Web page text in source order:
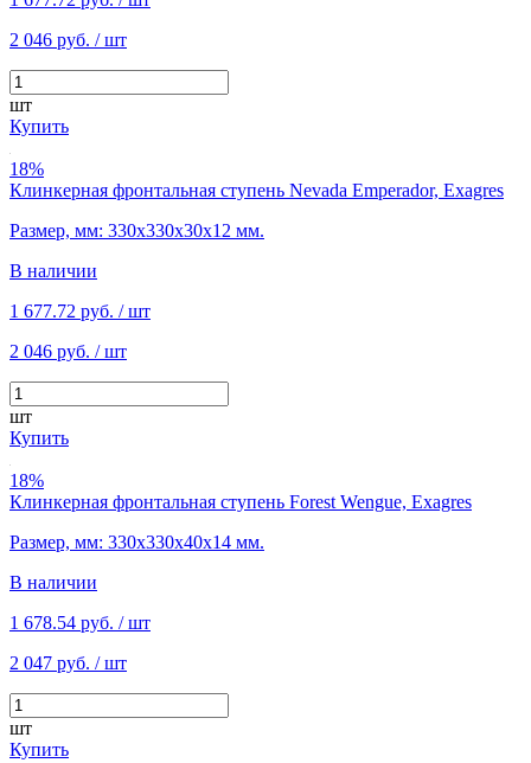
2 046 руб. / шт
шт
Купить
18%
Клинкерная фронтальная ступень Nevada Emperador, Exagres
Размер, мм: 330х330х30х12 мм.
В наличии
1 677.72 руб. / шт
2 046 руб. / шт
шт
Купить
18%
Клинкерная фронтальная ступень Forest Wengue, Exagres
Размер, мм: 330х330х40х14 мм.
В наличии
1 678.54 руб. / шт
2 047 руб. / шт
шт
Купить